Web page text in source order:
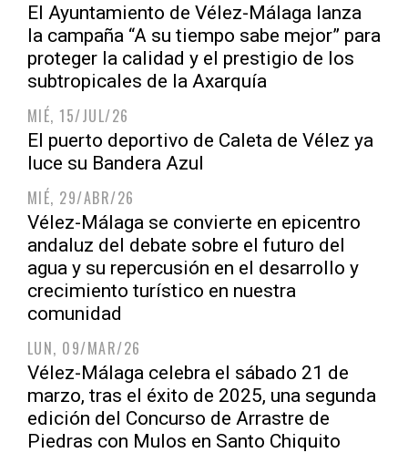
El Ayuntamiento de Vélez-Málaga lanza
la campaña “A su tiempo sabe mejor” para
proteger la calidad y el prestigio de los
subtropicales de la Axarquía
MIÉ, 15/JUL/26
El puerto deportivo de Caleta de Vélez ya
luce su Bandera Azul
MIÉ, 29/ABR/26
Vélez-Málaga se convierte en epicentro
andaluz del debate sobre el futuro del
agua y su repercusión en el desarrollo y
crecimiento turístico en nuestra
comunidad
LUN, 09/MAR/26
Vélez-Málaga celebra el sábado 21 de
marzo, tras el éxito de 2025, una segunda
edición del Concurso de Arrastre de
Piedras con Mulos en Santo Chiquito